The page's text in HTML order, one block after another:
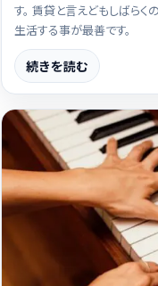
す。 賃貸と言えどもしばら
生活する事が最善です。
続きを読む